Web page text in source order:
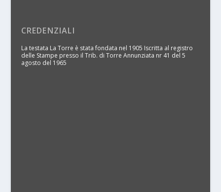
CREDENZIALI
La testata La Torre è stata fondata nel 1905 Iscritta al registro
delle Stampe presso il Trib. di Torre Annunziata nr 41 del 5
agosto del 1965